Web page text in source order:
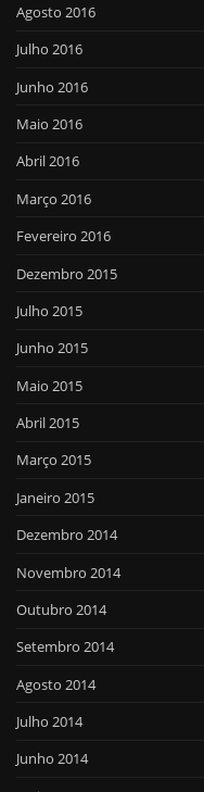
Agosto 2016
Julho 2016
Junho 2016
Maio 2016
Abril 2016
Março 2016
Fevereiro 2016
Dezembro 2015
Julho 2015
Junho 2015
Maio 2015
Abril 2015
Março 2015
Janeiro 2015
Dezembro 2014
Novembro 2014
Outubro 2014
Setembro 2014
Agosto 2014
Julho 2014
Junho 2014